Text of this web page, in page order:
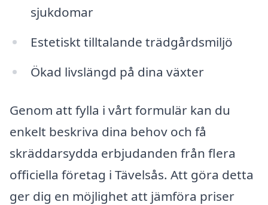
sjukdomar
Estetiskt tilltalande trädgårdsmiljö
Ökad livslängd på dina växter
Genom att fylla i vårt formulär kan du
enkelt beskriva dina behov och få
skräddarsydda erbjudanden från flera
officiella företag i Tävelsås. Att göra detta
ger dig en möjlighet att jämföra priser